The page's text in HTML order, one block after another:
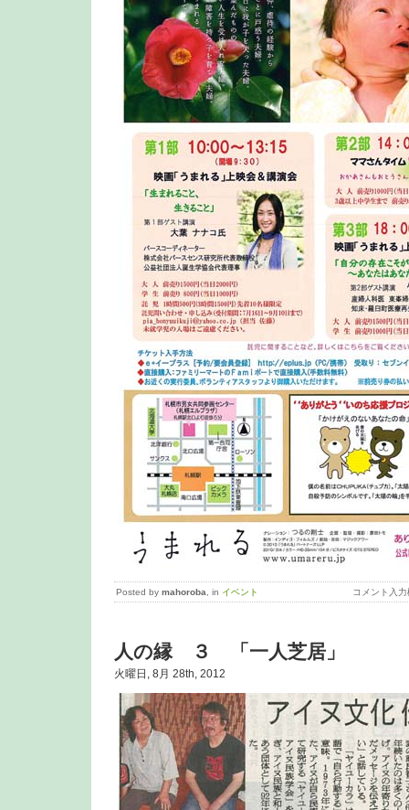
Posted by mahoroba , in イベント コメント入力
人の縁 ３ 「一人芝居」
火曜日, 8月 28th, 2012